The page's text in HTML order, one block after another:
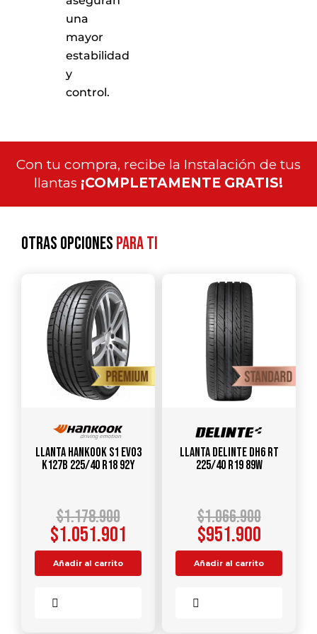
una
mayor
estabilidad
y
control.
Con tu compra, recibe la Instalación de tus
llantas ¡COMPLETAMENTE GRATIS!
Otras opcionespara ti
Llanta HANKOOK S1 Evo3
K127B 225/40 R18 92Y
$1.178.900
$1.051.901
Añadir al carrito
Llanta DELINTE DH6 RT
225/40 R19 89W
$1.066.900
$951.900
Añadir al carrito